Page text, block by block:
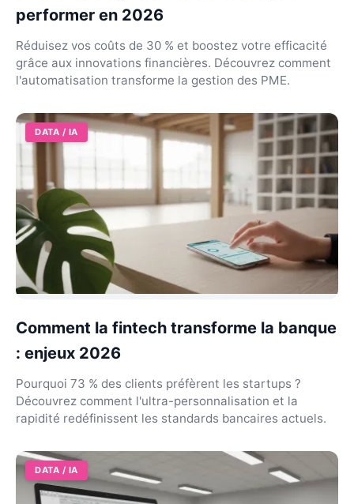
performer en 2026
Réduisez vos coûts de 30 % et boostez votre efficacité
grâce aux innovations financières. Découvrez comment
l'automatisation transforme la gestion des PME.
DATA / IA
Comment la fintech transforme la banque
: enjeux 2026
Pourquoi 73 % des clients préfèrent les startups ?
Découvrez comment l'ultra-personnalisation et la
rapidité redéfinissent les standards bancaires actuels.
DATA / IA